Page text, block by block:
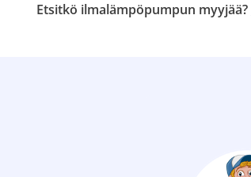
Etsitkö ilmalämpöpumpun myyjää?